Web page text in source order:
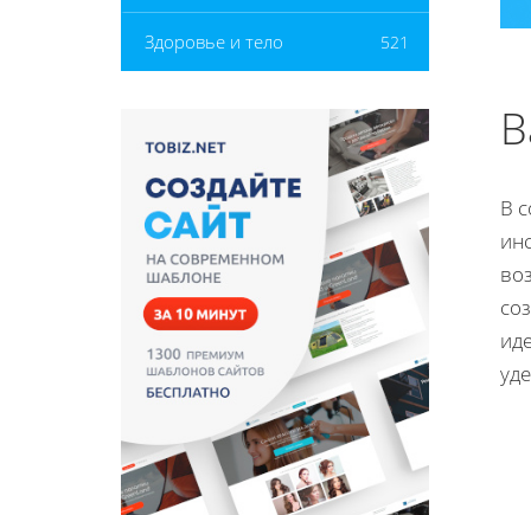
Здоровье и тело 521
В